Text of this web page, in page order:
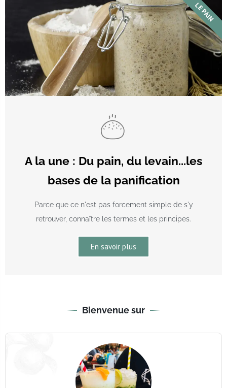
A la une : Du pain, du levain...les
bases de la panification
Parce que ce n'est pas forcement simple de s'y
retrouver, connaître les termes et les principes.
En savoir plus
LE PAIN
Bienvenue sur